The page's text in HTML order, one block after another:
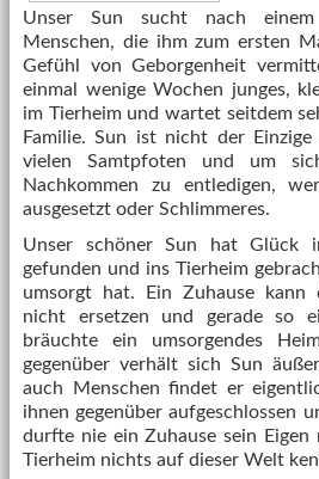
Unser Sun sucht nach
Menschen, die ihm zum ersten
Gefühl von Geborgenheit
einmal wenige Wochen junges,
im Tierheim und wartet seitdem
Familie. Sun ist nicht der
vielen Samtpfoten und um
Nachkommen zu entledigen,
ausgesetzt oder Schlimmeres.
Unser schöner Sun hat Glück
gefunden und ins Tierheim
umsorgt hat. Ein Zuhause kann
nicht ersetzen und gerade so
bräuchte ein umsorgendes
gegenüber verhält sich Sun
auch Menschen findet er
ihnen gegenüber aufgeschlossen
durfte nie ein Zuhause sein Eigen
Tierheim nichts auf dieser Welt